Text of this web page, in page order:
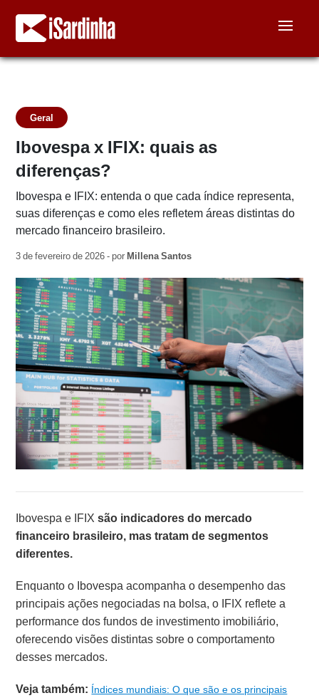
Geral
Ibovespa x IFIX: quais as
diferenças?
Ibovespa e IFIX: entenda o que cada índice representa,
suas diferenças e como eles refletem áreas distintas do
mercado financeiro brasileiro.
3 de fevereiro de 2026 - por Millena Santos
Ibovespa e IFIX são indicadores do mercado
financeiro brasileiro, mas tratam de segmentos
diferentes.
Enquanto o Ibovespa acompanha o desempenho das
principais ações negociadas na bolsa, o IFIX reflete a
performance dos fundos de investimento imobiliário,
oferecendo visões distintas sobre o comportamento
desses mercados.
Veja também: Índices mundiais: O que são e os principais